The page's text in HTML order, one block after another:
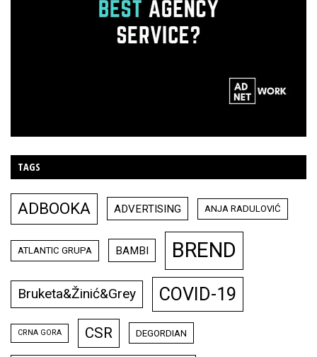
TAGS
ADBOOKA ADVERTISING ANJA RADULOVIĆ
ATLANTIC GRUPA BAMBI BREND
Bruketa&Žinić&Grey COVID-19
CRNA GORA CSR DEGORDIAN